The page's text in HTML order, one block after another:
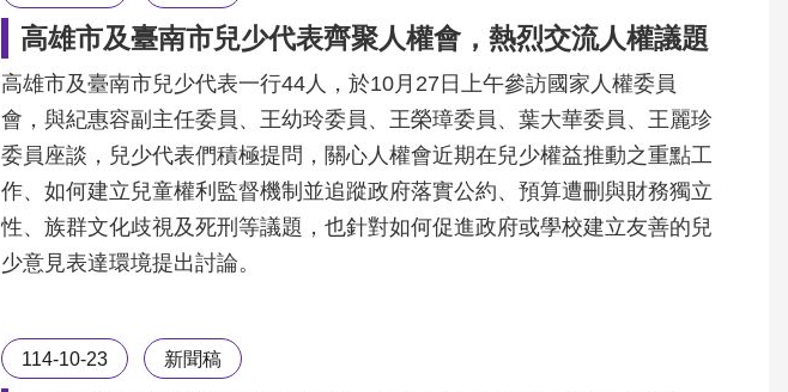
高雄市及臺南市兒少代表齊聚人權會，熱烈交流人權議題
高雄市及臺南市兒少代表一行44人，於10月27日上午參訪國家人權委員
會，與紀惠容副主任委員、王幼玲委員、王榮璋委員、葉大華委員、王麗珍
委員座談，兒少代表們積極提問，關心人權會近期在兒少權益推動之重點工
作、如何建立兒童權利監督機制並追蹤政府落實公約、預算遭刪與財務獨立
性、族群文化歧視及死刑等議題，也針對如何促進政府或學校建立友善的兒
少意見表達環境提出討論。
114-10-23 新聞稿